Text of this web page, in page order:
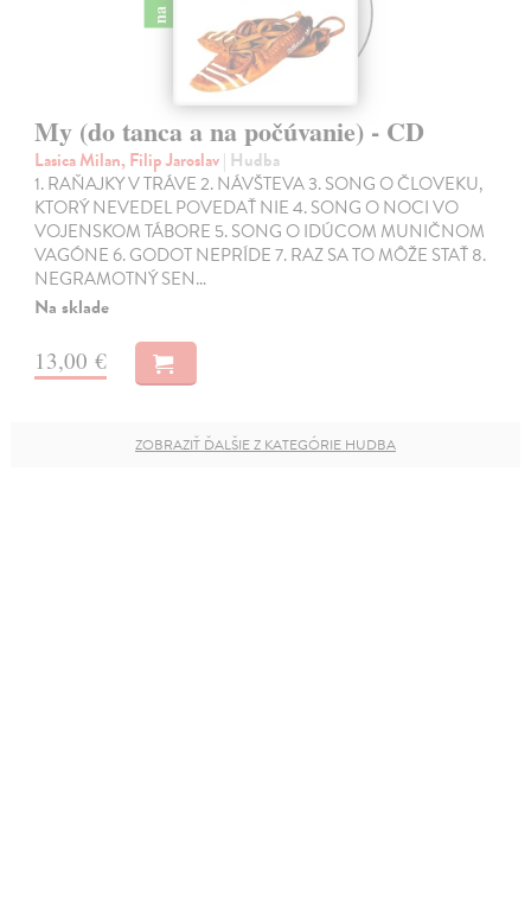
My (do tanca a na počúvanie) - CD
Lasica Milan, Filip Jaroslav| Hudba
1. RAŇAJKY V TRÁVE 2. NÁVŠTEVA 3. SONG O ČLOVEKU,
KTORÝ NEVEDEL POVEDAŤ NIE 4. SONG O NOCI VO
VOJENSKOM TÁBORE 5. SONG O IDÚCOM MUNIČNOM
VAGÓNE 6. GODOT NEPRÍDE 7. RAZ SA TO MÔŽE STAŤ 8.
NEGRAMOTNÝ SEN…
Na sklade
13,00 €
ZOBRAZIŤ ĎALŠIE Z KATEGÓRIE HUDBA